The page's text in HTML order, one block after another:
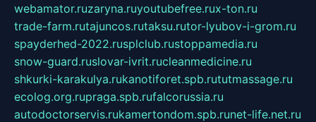
webamator.ruzaryna.ruyoutubefree.rux-ton.ru
trade-farm.rutajuncos.rutaksu.rutor-lyubov-i-grom.ru
spayderhed-2022.rusplclub.rustoppamedia.ru
snow-guard.ruslovar-ivrit.rucleanmedicine.ru
shkurki-karakulya.rukanotiforet.spb.rututmassage.ru
ecolog.org.rupraga.spb.rufalcorussia.ru
autodoctorservis.rukamertondom.spb.runet-life.net.ru